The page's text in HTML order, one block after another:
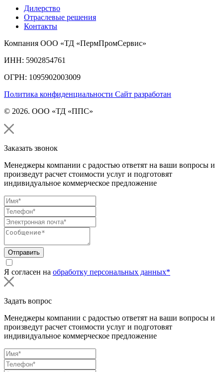
Дилерство
Отраслевые решения
Контакты
Компания ООО «ТД «ПермПромСервис»
ИНН: 5902854761
ОГРН: 1095902003009
Политика конфиденциальности Сайт разработан
© 2026. ООО «ТД «ППС»
Заказать звонок
Менеджеры компании с радостью ответят на ваши вопросы и
произведут расчет стоимости услуг и подготовят
индивидуальное коммерческое предложение
Отправить
Я согласен на обработку персональных данных*
Задать вопрос
Менеджеры компании с радостью ответят на ваши вопросы и
произведут расчет стоимости услуг и подготовят
индивидуальное коммерческое предложение